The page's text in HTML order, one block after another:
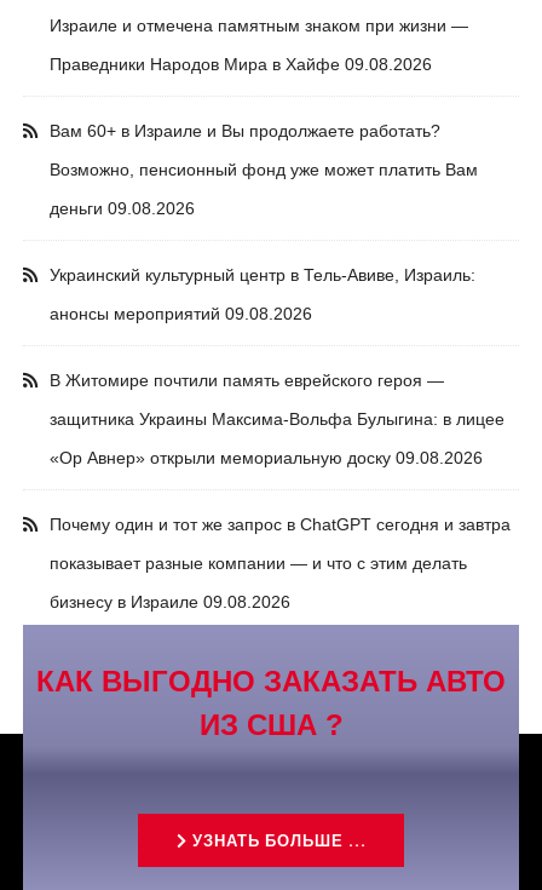
Израиле и отмечена памятным знаком при жизни —
Праведники Народов Мира в Хайфе 09.08.2026
Вам 60+ в Израиле и Вы продолжаете работать?
Возможно, пенсионный фонд уже может платить Вам
деньги 09.08.2026
Украинский культурный центр в Тель-Авиве, Израиль:
анонсы мероприятий 09.08.2026
В Житомире почтили память еврейского героя —
защитника Украины Максима-Вольфа Булыгина: в лицее
«Ор Авнер» открыли мемориальную доску 09.08.2026
Почему один и тот же запрос в ChatGPT сегодня и завтра
показывает разные компании — и что с этим делать
бизнесу в Израиле 09.08.2026
КАК ВЫГОДНО ЗАКАЗАТЬ АВТО
ИЗ США ?
УЗНАТЬ БОЛЬШЕ ...
Связаться с нами